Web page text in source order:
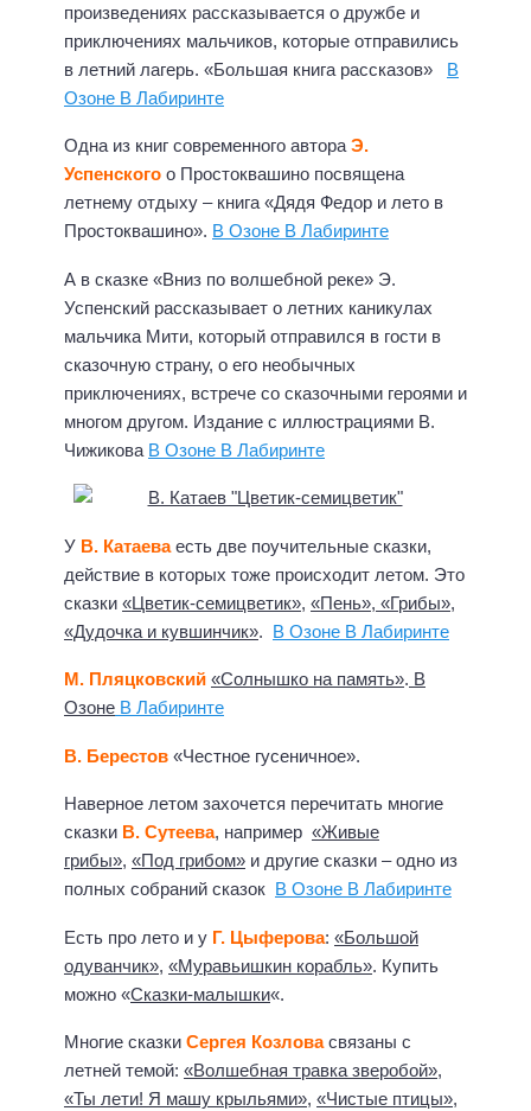
произведениях рассказывается о дружбе и
приключениях мальчиков, которые отправились
в летний лагерь. «Большая книга рассказов» В
Озоне В Лабиринте
Одна из книг современного автораЭ.
Успенского о Простоквашино посвящена
летнему отдыху – книга «Дядя Федор и лето в
Простоквашино». В Озоне В Лабиринте
А в сказке «Вниз по волшебной реке» Э.
Успенский рассказывает о летних каникулах
мальчика Мити, который отправился в гости в
сказочную страну, о его необычных
приключениях, встрече со сказочными героями и
многом другом. Издание с иллюстрациями В.
Чижикова В Озоне В Лабиринте
У В. Катаеваесть две поучительные сказки,
действие в которых тоже происходит летом. Это
сказки «Цветик-семицветик», «Пень», «Грибы»,
«Дудочка и кувшинчик». В Озоне В Лабиринте
М. Пляцковский «Солнышко на память». В
Озоне В Лабиринте
В. Берестов «Честное гусеничное».
Наверное летом захочется перечитать многие
сказки В. Сутеева, например «Живые
грибы», «Под грибом» и другие сказки – одно из
полных собраний сказок В Озоне В Лабиринте
Есть про лето и у Г. Цыферова: «Большой
одуванчик», «Муравьишкин корабль». Купить
можно «Сказки-малышки«.
Многие сказки Сергея Козловасвязаны с
летней темой: «Волшебная травка зверобой»,
«Ты лети! Я машу крыльями», «Чистые птицы»,